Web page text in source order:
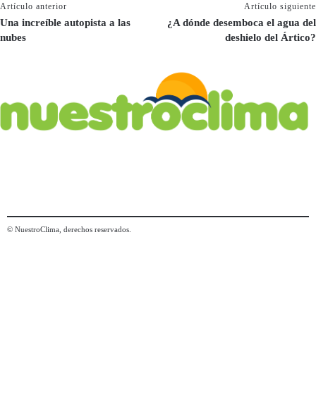
Artículo anterior
Una increíble autopista a las
nubes
Artículo siguiente
¿A dónde desemboca el agua del
deshielo del Ártico?
© NuestroClima, derechos reservados.